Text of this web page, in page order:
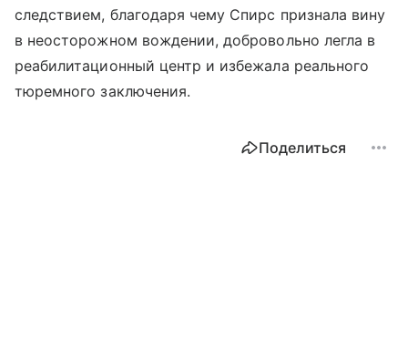
следствием, благодаря чему Спирс признала вину
в неосторожном вождении, добровольно легла в
реабилитационный центр и избежала реального
тюремного заключения.
Поделиться